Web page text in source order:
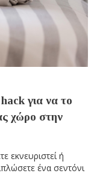
για να το
χώρο στην
εκνευριστεί ή
ένα σεντόνι